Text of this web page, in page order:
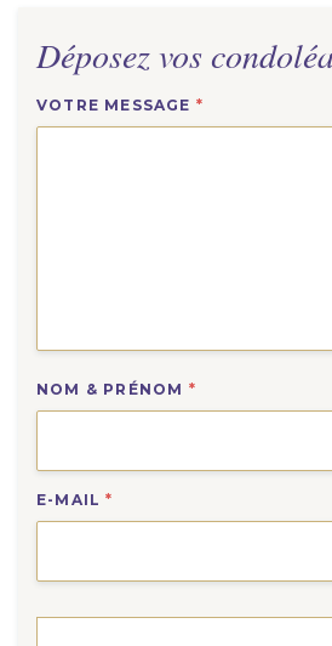
Déposez vos
VOTRE MESSAGE *
NOM & PRÉNOM *
E-MAIL*